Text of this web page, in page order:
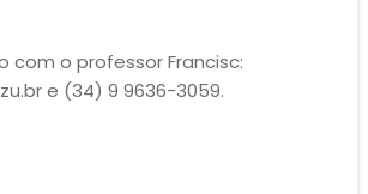
com o professor Francisc:
e (34) 9 9636-3059.